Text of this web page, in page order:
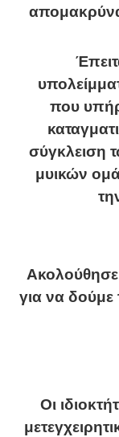
που
σύγκλειση
μυικών
Ακολούθησε
για να
Οι